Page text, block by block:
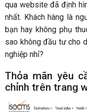
qua website đã định
nhất. Khách hàng là
bạn hay không phụ
sao không đầu tư cho
nghiệp nhỉ?
Thỏa mãn yêu
chỉnh trên trang